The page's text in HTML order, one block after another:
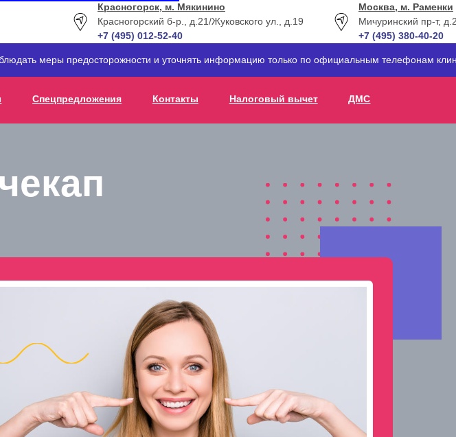
Красногорск, м. Мякинино
Красногорский б-р., д.21/Жуковского ул., д.19
+7 (495) 012-52-40
Москва, м. Раменки
Мичуринский пр-т,
+7 (495) 380-40-20
меры предосторожности и уточнять информацию только по официальным телефонам
Спецпредложения Контакты Налоговый вычет ДМС